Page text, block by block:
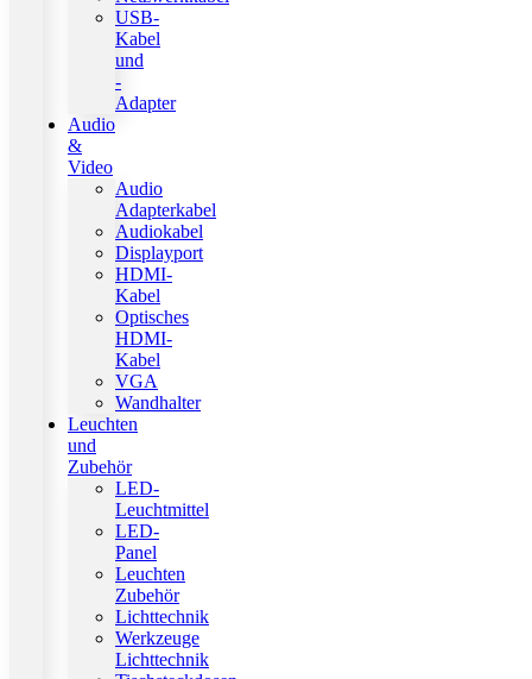
USB-
Kabel
und
-
Adapter
Audio
&
Video
Audio
Adapterkabel
Audiokabel
Displayport
HDMI-
Kabel
Optisches
HDMI-
Kabel
VGA
Wandhalter
Leuchten
und
Zubehör
LED-
Leuchtmittel
LED-
Panel
Leuchten
Zubehör
Lichttechnik
Werkzeuge
Lichttechnik